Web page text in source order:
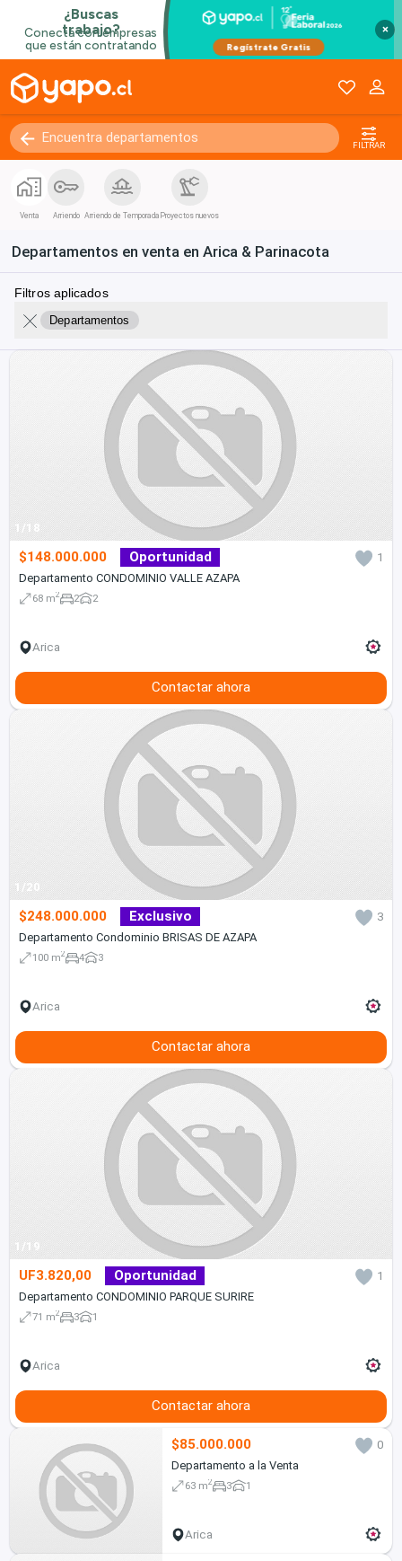
×
FILTRAR
Venta Arriendo Arriendo de Temporada Proyectos nuevos
Departamentos en venta en Arica & Parinacota
Filtros aplicados
Departamentos
1/18
$148.000.000 Oportunidad
1
Departamento CONDOMINIO VALLE AZAPA
68 m2 2 2
Arica
Contactar ahora
1/20
$248.000.000 Exclusivo
3
Departamento Condominio BRISAS DE AZAPA
100 m2 4 3
Arica
Contactar ahora
1/19
UF3.820,00 Oportunidad
1
Departamento CONDOMINIO PARQUE SURIRE
71 m2 3 1
Arica
Contactar ahora
$85.000.000
0
Departamento a la Venta
63 m2 3 1
Arica